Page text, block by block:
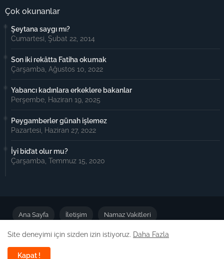
Çok okunanlar
Şeytana saygı mı?
Cumartesi, Şubat 22, 2014
Son iki rekâtta Fatiha okumak
Çarşamba, Ağustos 10, 2022
Yabancı kadınlara erkeklere bakanlar
Perşembe, Haziran 19, 2025
Peygamberler günah işlemez
Pazartesi, Haziran 27, 2022
İyi bid’at olur mu?
Çarşamba, Temmuz 15, 2020
Ana Sayfa İletişim Namaz Vakitleri
Önemli Duyuru
Site deneyimi için sizden izin istiyoruz. Daha Fazla
Kapat !